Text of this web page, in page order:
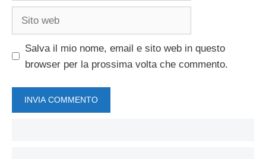
Salva il mio nome, email e sito web in questo
browser per la prossima volta che commento.